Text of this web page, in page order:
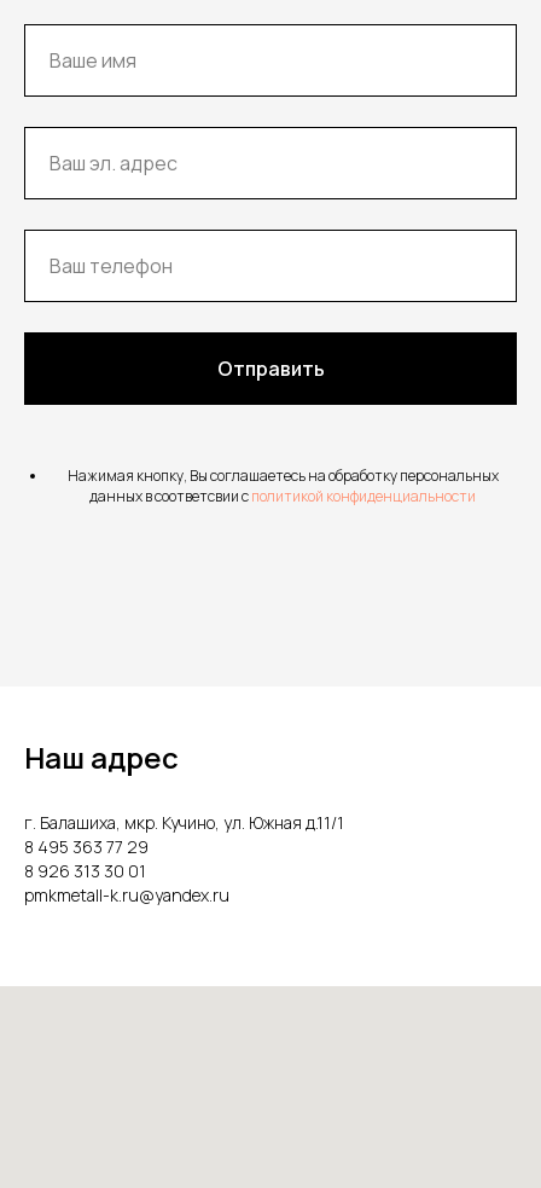
Отправить
Нажимая кнопку, Вы соглашаетесь на обработку персональных
данных в соответсвии сполитикой конфиденциальности
Наш адрес
г. Балашиха, мкр. Кучино, ул. Южная д.11/1
8 495 363 77 29
8 926 313 30 01
pmkmetall-k.ru@yandex.ru